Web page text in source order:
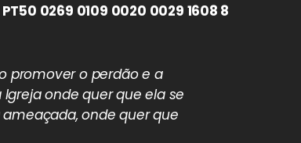
PT50 0269 0109 0020 0029 1608 8
promover o perdão e a
onde quer que ela se
onde quer que